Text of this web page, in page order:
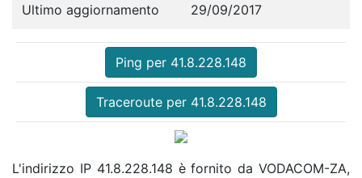
Ultimo aggiornamento 29/09/2017
Ping per 41.8.228.148
Traceroute per 41.8.228.148
L'indirizzo IP 41.8.228.148 è fornito da VODACOM-ZA,